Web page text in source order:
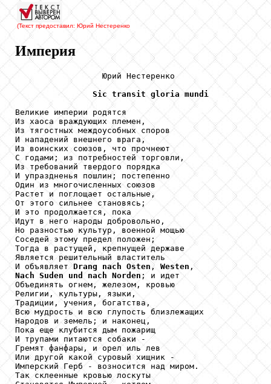
(Текст предоставил: Юрий Нестеренко
Империя
                  Юрий Нестеренко
Sic transit gloria mundi
Великие империи родятся
Из хаоса враждующих племен,
Из тягостных междоусобных споров
И нападений внешнего врага,
Из воинских союзов, что прочнеют
С годами; из потребностей торговли,
Из требований твердого порядка
И упраздненья пошлин; постепенно
Один из многочисленных союзов
Растет и поглощает остальные,
От этого сильнее становясь;
И это продолжается, пока
Идут в него народы добровольно,
Но разностью культур, военной мощью
Соседей этому предел положен;
Тогда в растущей, крепнущей державе
Является решительный властитель
И объявляет Drang nach Osten , Westen
Nach Suden und nach Norden ; и идет
Объединять огнем, железом, кровью
Религии, культуры, языки,
Традиции, учения, богатства,
Всю мудрость и всю глупость близлежащих
Народов и земель; и наконец,
Пока еще клубится дым пожарищ
И трупами питаются собаки -
Гремят фанфары, и орел иль лев
Или другой какой суровый хищник -
Имперский Герб - возносится над миром.
Так склеенные кровью лоскуты